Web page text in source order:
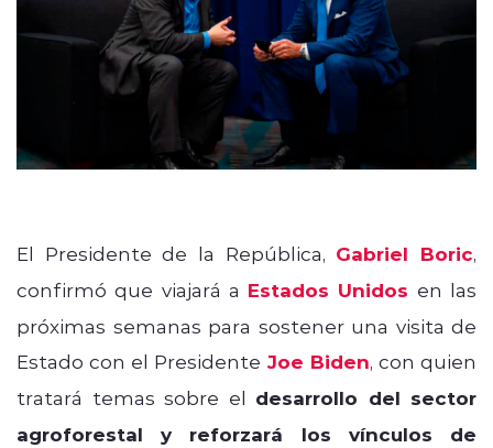
El Presidente de la República, Gabriel Boric,
confirmó que viajará a Estados Unidos en las
próximas semanas para sostener una visita de
Estado con el Presidente Joe Biden, con quien
tratará temas sobre el desarrollo del sector
agroforestal y reforzará los vínculos de